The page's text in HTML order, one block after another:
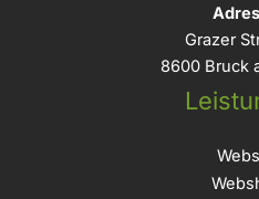
Grazer
8600 Bruck